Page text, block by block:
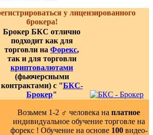
у лицензированного
брокера!
Брокер БКС отлично
подходит как для
торговли на Форекс,
так и для торговли
криптовалютами
(фьючерсными
контрактами) с "БКС-
Брокер"
Возьмем 1-2 ‍♂️ человека на платное
индивидуальное обучение торговле на
форекс ! Обучение на основе 100видео-